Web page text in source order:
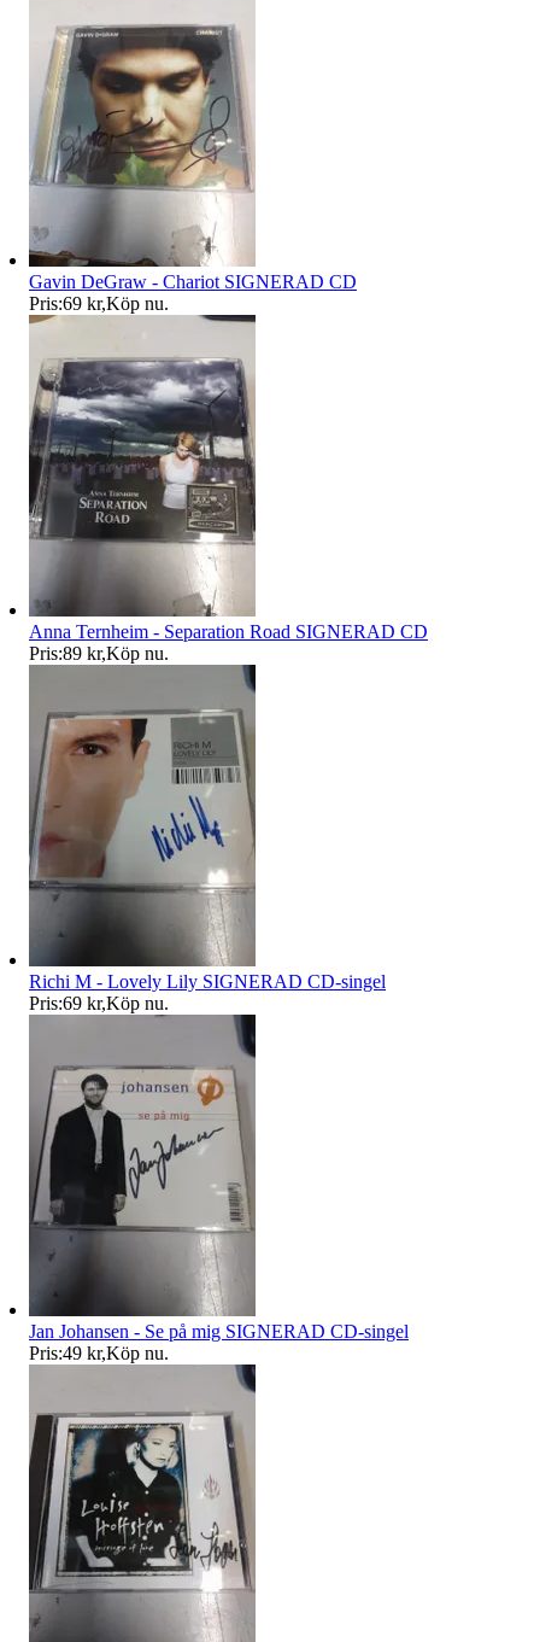
Gavin DeGraw - Chariot SIGNERAD CD
Pris:69 kr,Köp nu.
Anna Ternheim - Separation Road SIGNERAD CD
Pris:89 kr,Köp nu.
Richi M - Lovely Lily SIGNERAD CD-singel
Pris:69 kr,Köp nu.
Jan Johansen - Se på mig SIGNERAD CD-singel
Pris:49 kr,Köp nu.